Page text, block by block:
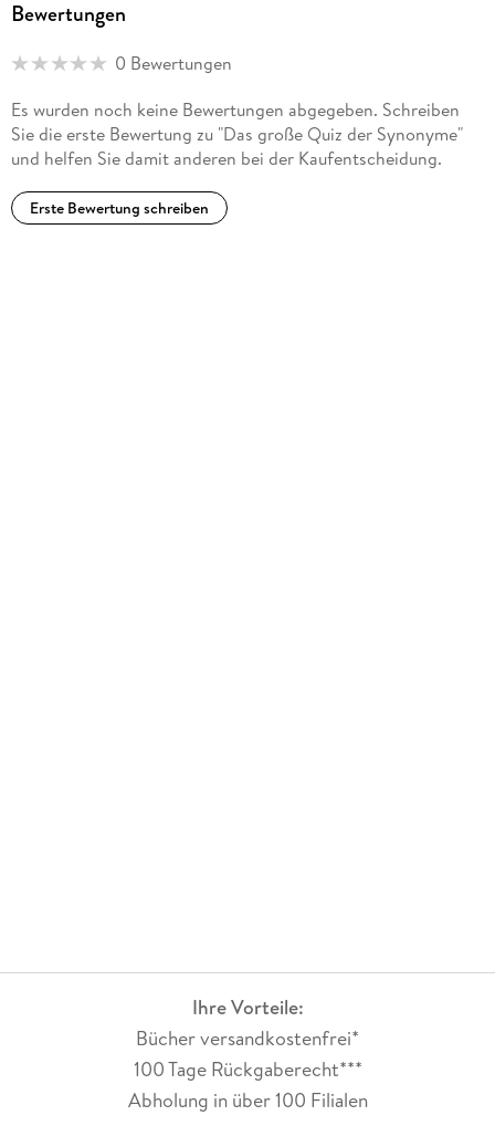
Bewertungen
0 Bewertungen
Es wurden noch keine Bewertungen abgegeben. Schreiben
Sie die erste Bewertung zu "Das große Quiz der Synonyme"
und helfen Sie damit anderen bei der Kaufentscheidung.
Erste Bewertung schreiben
Ihre Vorteile:
Bücher versandkostenfrei*
100 Tage Rückgaberecht***
Abholung in über 100 Filialen